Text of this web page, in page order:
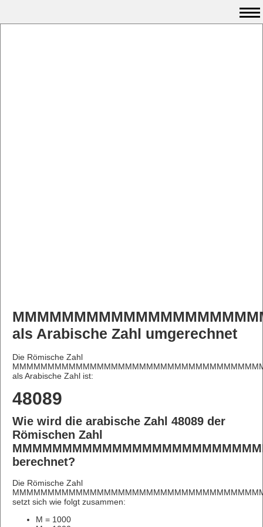
als Arabische Zahl umgerechnet
Die Römische Zahl
als Arabische Zahl ist:
48089
Wie wird die arabische Zahl 48089 der
Römischen Zahl
berechnet?
Die Römische Zahl
setzt sich wie folgt zusammen:
M = 1000